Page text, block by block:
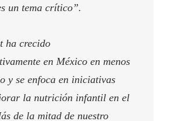
un tema crítico”.
ha crecido
en México en menos
y se enfoca en iniciativas
la nutrición infantil en el
de la mitad de nuestro